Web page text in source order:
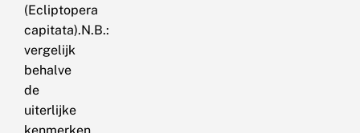
(Ecliptopera
capitata).N.B.:
vergelijk
behalve
de
uiterlijke